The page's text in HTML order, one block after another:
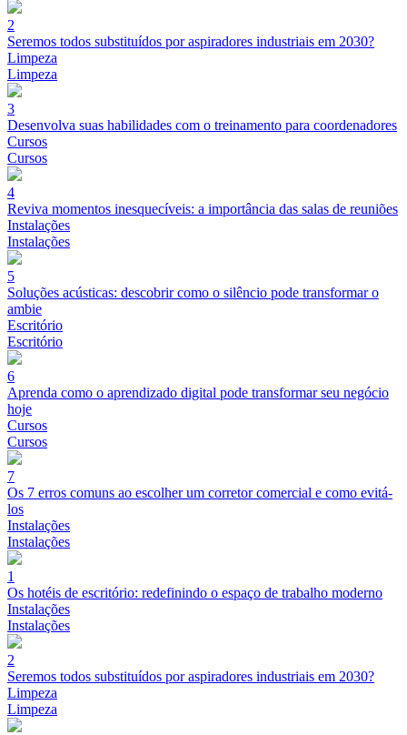
2
Seremos todos substituídos por aspiradores industriais em 2030?
Limpeza
Limpeza
3
Desenvolva suas habilidades com o treinamento para coordenadores
Cursos
Cursos
4
Reviva momentos inesquecíveis: a importância das salas de reuniões
Instalações
Instalações
5
Soluções acústicas: descobrir como o silêncio pode transformar o
ambie
Escritório
Escritório
6
Aprenda como o aprendizado digital pode transformar seu negócio
hoje
Cursos
Cursos
7
Os 7 erros comuns ao escolher um corretor comercial e como evitá-
los
Instalações
Instalações
1
Os hotéis de escritório: redefinindo o espaço de trabalho moderno
Instalações
Instalações
2
Seremos todos substituídos por aspiradores industriais em 2030?
Limpeza
Limpeza